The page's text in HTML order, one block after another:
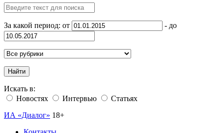
За какой период: от - до
Найти
Искать в:
Новостях
Интервью
Статьях
ИА «Диалог» 18+